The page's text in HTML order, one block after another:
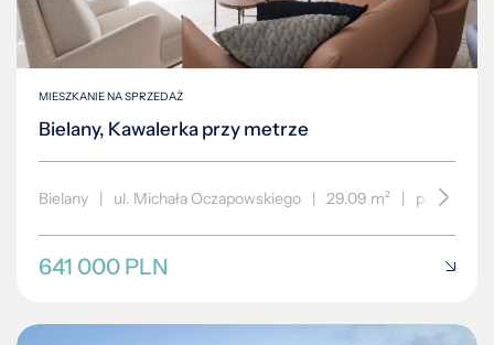
MIESZKANIE NA SPRZEDAŻ
Bielany, Kawalerka przy metrze
Bielany | ul. Michała Oczapowskiego | 29.09 m² | piętro 2/4
641 000 PLN